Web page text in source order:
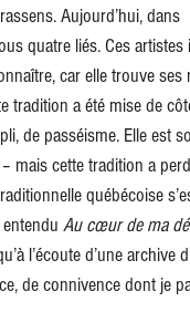
Aujourd’hui, dans
quatre liés. Ces
car elle trouve
tradition a été mise de
de passéisme. Elle est
mais cette tradition a
québécoise
Au cœur de ma
l’écoute d’une
de connivence dont je